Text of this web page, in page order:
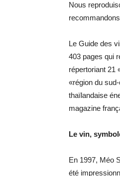
Nous
Le Guide des
403 pages qui
répertoriant 21
«région du
thaïlandaise
magazine
Le vin,
En 1997, Méo
été